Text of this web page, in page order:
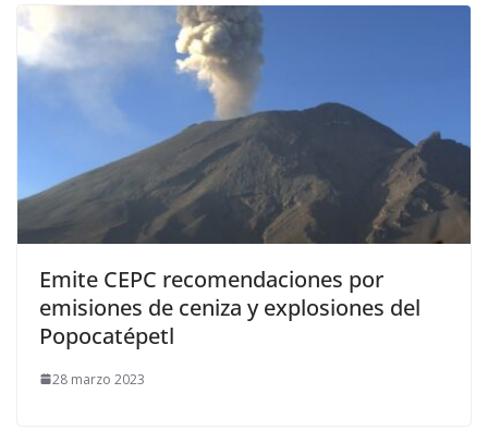
Emite CEPC recomendaciones por
emisiones de ceniza y explosiones del
Popocatépetl
28 marzo 2023